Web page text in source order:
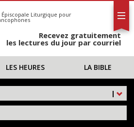
Épiscopale Liturgique pour
Recevez gratuitement
les lectures du jour par courriel
LES HEURES LA BIBLE
|